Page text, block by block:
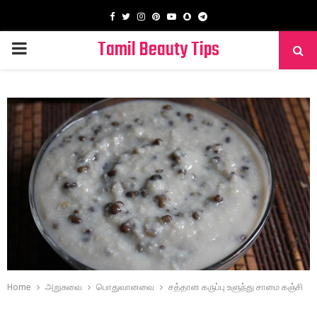
Facebook
TwitterInstagram
PinterestYoutube
SnapchatTelegram
PRIMARY
Tamil Beauty Tips
Home அறுசுவை ​பொதுவானவை சத்தான கருப்பு உளுந்து சாமை கஞ்சி